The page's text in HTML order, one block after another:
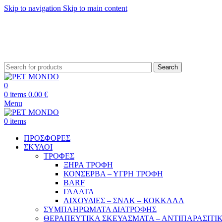
Skip to navigation Skip to main content
Search
0
0 items 0.00 €
Menu
0 items
ΠΡΟΣΦΟΡΕΣ
ΣΚΥΛΟΙ
ΤΡΟΦΕΣ
ΞΗΡΑ ΤΡΟΦΗ
ΚΟΝΣΕΡΒΑ – ΥΓΡΗ ΤΡΟΦΗ
BARF
ΓΑΛΑΤΑ
ΛΙΧΟΥΔΙΕΣ – ΣΝΑΚ – ΚΟΚΚΑΛΑ
ΣΥΜΠΛΗΡΩΜΑΤΑ ΔΙΑΤΡΟΦΗΣ
ΘΕΡΑΠΕΥΤΙΚΑ ΣΚΕΥΑΣΜΑΤΑ –